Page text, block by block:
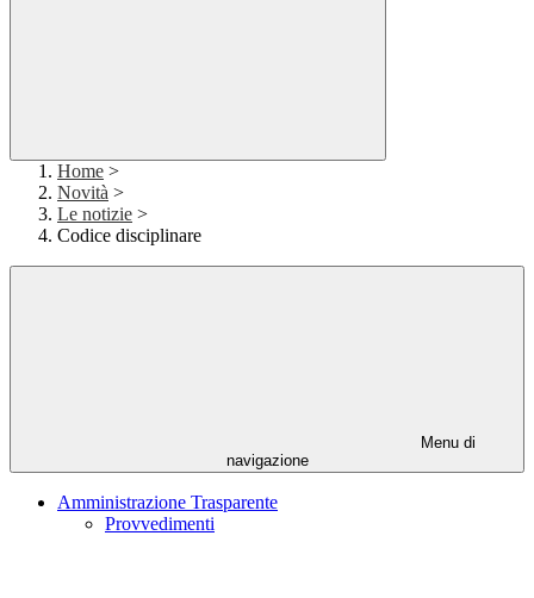
Home >
Novità >
Le notizie >
Codice disciplinare
Menu di
navigazione
Amministrazione Trasparente
Provvedimenti